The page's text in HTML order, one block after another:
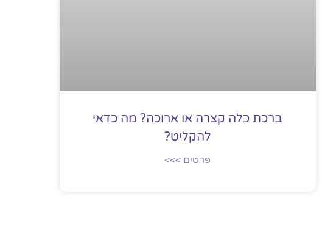
ברכת כלה קצרה או ארוכה? מה כדאי
להקליט?
פרטים >>>